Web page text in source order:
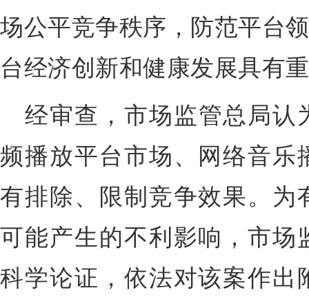
场公平竞争秩序，防范平台
台经济创新和健康发展具有
经审查，市场监管总局认
频播放平台市场、网络音乐
有排除、限制竞争效果。为
可能产生的不利影响，市场
科学论证，依法对该案作出